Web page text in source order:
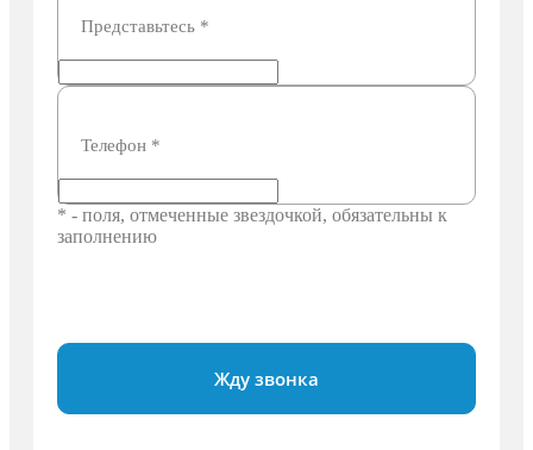
Представьтесь *
Телефон *
* - поля, отмеченные звездочкой, обязательны к
заполнению
Жду звонка